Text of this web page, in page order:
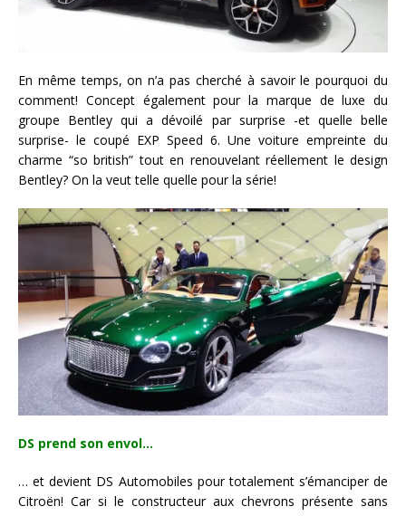
En même temps, on n’a pas cherché à savoir le pourquoi du
comment! Concept également pour la marque de luxe du
groupe Bentley qui a dévoilé par surprise -et quelle belle
surprise- le coupé EXP Speed 6. Une voiture empreinte du
charme “so british” tout en renouvelant réellement le design
Bentley? On la veut telle quelle pour la série!
DS prend son envol…
… et devient DS Automobiles pour totalement s’émanciper de
Citroën! Car si le constructeur aux chevrons présente sans